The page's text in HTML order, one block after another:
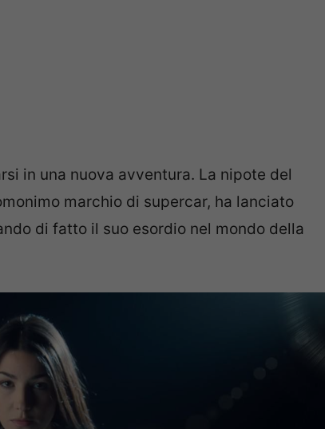
in una nuova avventura. La nipote del
marchio di supercar, ha lanciato
di fatto il suo esordio nel mondo della